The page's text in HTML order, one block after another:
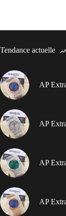
Tendance actuelle
AP
AP
AP
AP